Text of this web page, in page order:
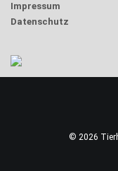
Impressum
Datenschutz
© 2026